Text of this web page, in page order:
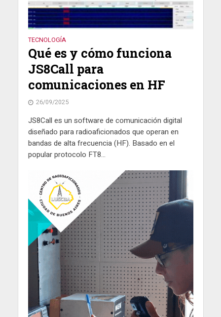
TECNOLOGÍA
Qué es y cómo funciona
JS8Call para
comunicaciones en HF
26/09/2025
JS8Call es un software de comunicación digital
diseñado para radioaficionados que operan en
bandas de alta frecuencia (HF). Basado en el
popular protocolo FT8...